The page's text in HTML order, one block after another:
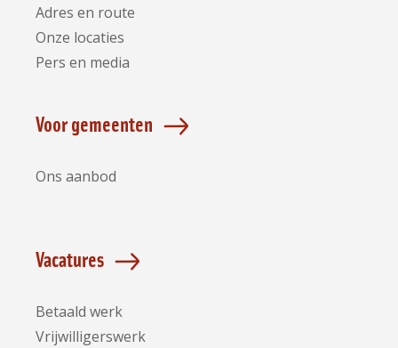
Adres en route
Onze locaties
Pers en media
Voor gemeenten
Ons aanbod
Vacatures
Betaald werk
Vrijwilligerswerk